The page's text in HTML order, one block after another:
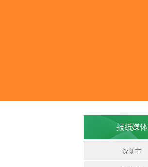
报纸媒体
深圳市